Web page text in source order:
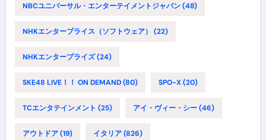
NBCユニバーサル・エンターテイメントジャパン(48)
NHKエンタープライス（ソフトウェア） (22)
NHKエンタープライズ(24)
SKE48 LIVE！！ ON DEMAND(80) SPO-X(20)
TCエンタテインメント (25) アイ・ヴィー・シー(46)
アウトドア(19) イタリア(826)